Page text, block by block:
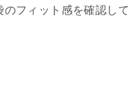
フィット感を確認して